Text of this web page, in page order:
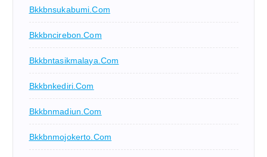
Bkkbnsukabumi.com
Bkkbncirebon.com
Bkkbntasikmalaya.com
Bkkbnkediri.com
Bkkbnmadiun.com
Bkkbnmojokerto.com